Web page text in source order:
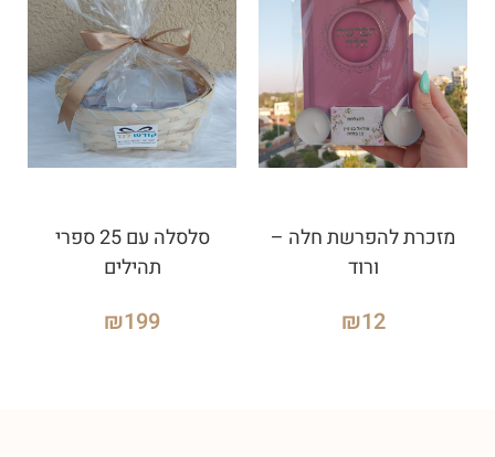
מזכרת להפרשת חלה –
ורוד
₪12
סלסלה עם 25 ספרי
תהילים
₪199